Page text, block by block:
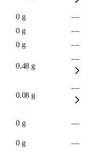
0 g
—
0 g
—
0 g
—
0.48 g
—
0.08 g
—
0 g —
0 g
—